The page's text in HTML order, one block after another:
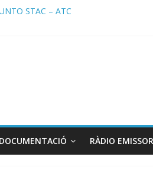
STAC – ATC
DOCUMENTACIÓ RÀDIO